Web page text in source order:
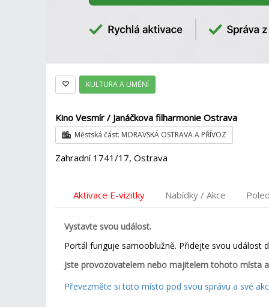
KULTURA A UMĚNÍ
Kino Vesmír / Janáčkova filharmonie Ostrava
Městská část: MORAVSKÁ OSTRAVA A PŘÍVOZ
Zahradní 1741/17, Ostrava
Aktivace E-vizitky Nabídky / Akce
Vystavte svou událost.
Portál funguje samooblužně. Přidejte svou událost
Jste provozovatelem nebo majitelem tohoto místa
Převezměte si toto místo pod svou správu a své